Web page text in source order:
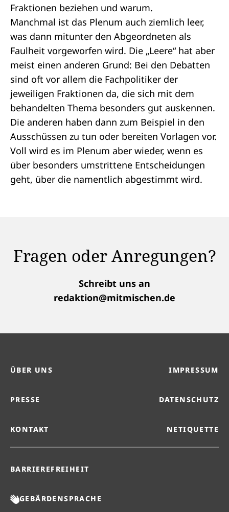
Fraktionen beziehen und warum.
Manchmal ist das Plenum auch ziemlich leer,
was dann mitunter den Abgeordneten als
Faulheit vorgeworfen wird. Die „Leere“ hat aber
meist einen anderen Grund: Bei den Debatten
sind oft vor allem die Fachpolitiker der
jeweiligen Fraktionen da, die sich mit dem
behandelten Thema besonders gut auskennen.
Die anderen haben dann zum Beispiel in den
Ausschüssen zu tun oder bereiten Vorlagen vor.
Voll wird es im Plenum aber wieder, wenn es
über besonders umstrittene Entscheidungen
geht, über die namentlich abgestimmt wird.
Fragen oder Anregungen?
Schreibt uns an
redaktion@mitmischen.de
ÜBER UNS IMPRESSUM
PRESSE DATENSCHUTZ
KONTAKT NETIQUETTE
BARRIEREFREIHEIT
GEBÄRDENSPRACHE